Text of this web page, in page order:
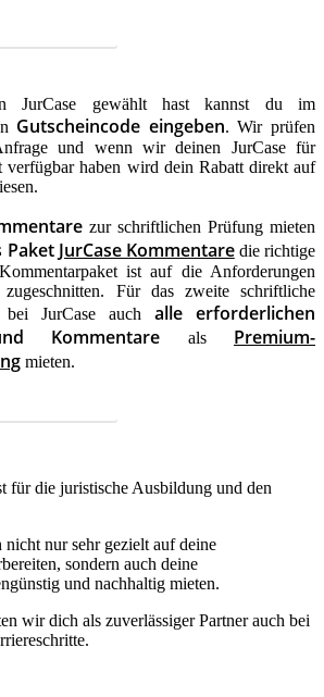
JurCase gewählt hast kannst du im
Gutscheincode eingeben. Wir prüfen
und wenn wir deinen JurCase für
verfügbar haben wird dein Rabatt direkt auf
zur schriftlichen Prüfung mieten
Paket JurCase Kommentaredie richtige
ist auf die Anforderungen
zugeschnitten. Für das zweite schriftliche
JurCase auch alle erforderlichen
Kommentare als Premium-
mieten.
für die juristische Ausbildung und den
nur sehr gezielt auf deine
sondern auch deine
und nachhaltig mieten.
wir dich als zuverlässiger Partner auch bei